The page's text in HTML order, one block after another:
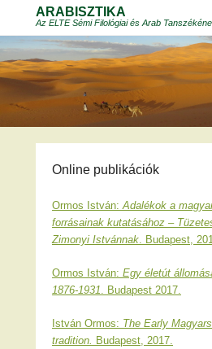
ARABISZTIKA
Az ELTE Sémi Filológiai és Arab
Online publikációk
Ormos István:Adalékok a
forrásainak kutatásához –
Zimonyi Istvánnak. Budapest,
Ormos István: Egy életút
1876-1931. Budapest 2017.
István Ormos: The Early
tradition. Budapest, 2017.